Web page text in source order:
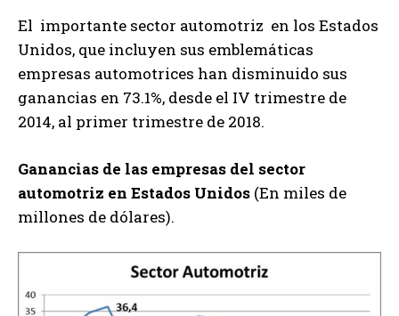
El importante sector automotriz en los Estados
Unidos, que incluyen sus emblemáticas
empresas automotrices han disminuido sus
ganancias en 73.1%, desde el IV trimestre de
2014, al primer trimestre de 2018.
Ganancias de las empresas del sector
automotriz en Estados Unidos (En miles de
millones de dólares).